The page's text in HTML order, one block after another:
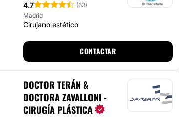
4.7 (63)
Madrid
Cirujano estético
CONTACTAR
DOCTOR TERÁN &
DOCTORA ZAVALLONI -
CIRUGÍA PLÁSTICA